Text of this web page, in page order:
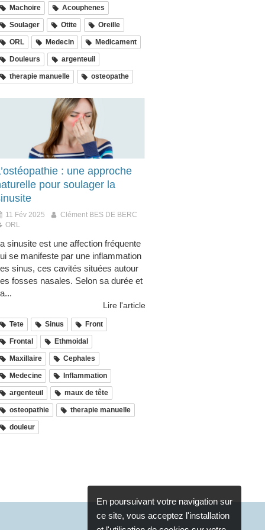
Machoire Acouphenes
Soulager Otite Oreille
ORL Medecin Medicament
Douleurs argenteuil
therapie manuelle osteopathe
: une approche
pour soulager la
11 Fév 2025
Clément BES DE BERC
ORL
sinusite est une affection fréquente
se manifeste par une inflammation
sinus, ces cavités situées autour
fosses nasales. Selon sa durée et
Lire l'article
Tete Sinus Front
Frontal Ethmoidal
Maxillaire Cephales
Medecine Inflammation
argenteuil maux de tête
osteopathie therapie manuelle
douleur
En poursuivant votre navigation sur
ce site, vous acceptez l'installation